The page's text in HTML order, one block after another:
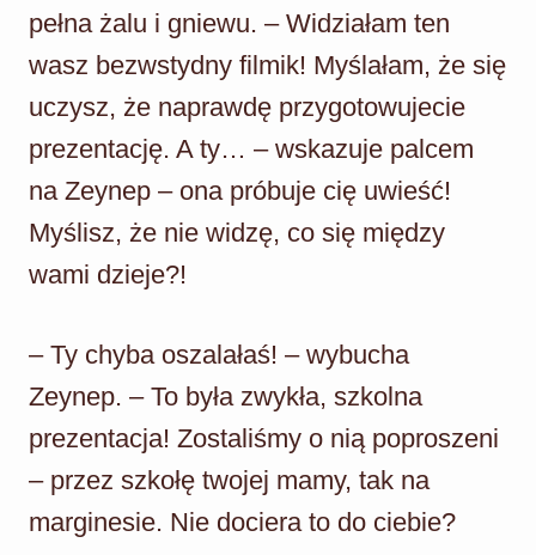
pełna żalu i gniewu. – Widziałam ten
wasz bezwstydny filmik! Myślałam, że się
uczysz, że naprawdę przygotowujecie
prezentację. A ty… – wskazuje palcem
na Zeynep – ona próbuje cię uwieść!
Myślisz, że nie widzę, co się między
wami dzieje?!
– Ty chyba oszalałaś! – wybucha
Zeynep. – To była zwykła, szkolna
prezentacja! Zostaliśmy o nią poproszeni
– przez szkołę twojej mamy, tak na
marginesie. Nie dociera to do ciebie?